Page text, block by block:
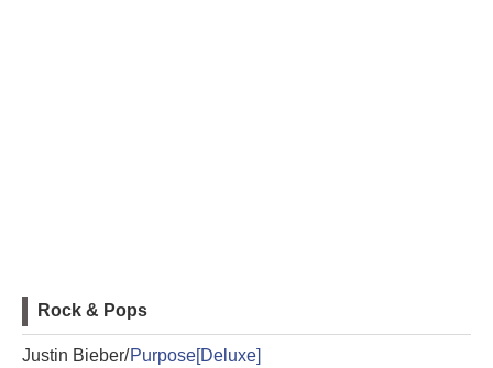
Rock & Pops
Justin Bieber/Purpose[Deluxe]